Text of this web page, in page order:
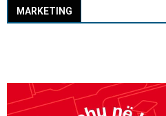
MARKETING